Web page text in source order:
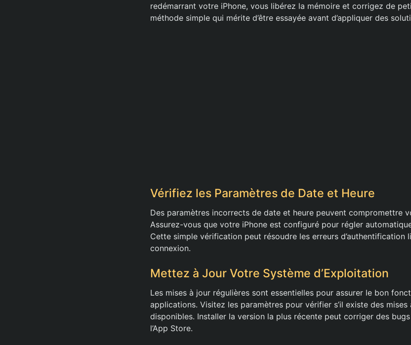
redémarrant votre iPhone, vous libérez la mémoire et corrigez de
méthode simple qui mérite d’être essayée avant d’appliquer des
Vérifiez les Paramètres de Date et Heure
Des paramètres incorrects de date et heure peuvent compromettre
Assurez-vous que votre iPhone est configuré pour régler
Cette simple vérification peut résoudre les erreurs d’authentification
connexion.
Mettez à Jour Votre Système d’Exploitation
Les mises à jour régulières sont essentielles pour assurer le bon
applications. Visitez les paramètres pour vérifier s’il existe des
disponibles. Installer la version la plus récente peut corriger des bugs
l’App Store.